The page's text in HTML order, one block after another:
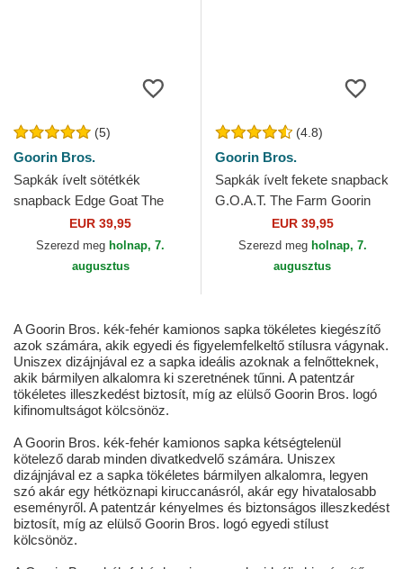
(5)
Goorin Bros.
Sapkák ívelt sötétkék
snapback Edge Goat The
Farm Goorin Bros.
EUR 39,95
Szerezd meg holnap, 7.
augusztus
(4.8)
Goorin Bros.
Sapkák ívelt fekete snapback
G.O.A.T. The Farm Goorin
EUR 39,95
Szerezd meg holnap, 7.
augusztus
A Goorin Bros. kék-fehér kamionos sapka tökéletes kiegészítő
azok számára, akik egyedi és figyelemfelkeltő stílusra vágynak.
Uniszex dizájnjával ez a sapka ideális azoknak a felnőtteknek,
akik bármilyen alkalomra ki szeretnének tűnni. A patentzár
tökéletes illeszkedést biztosít, míg az elülső Goorin Bros. logó
kifinomultságot kölcsönöz.
A Goorin Bros. kék-fehér kamionos sapka kétségtelenül
kötelező darab minden divatkedvelő számára. Uniszex
dizájnjával ez a sapka tökéletes bármilyen alkalomra, legyen
szó akár egy hétköznapi kiruccanásról, akár egy hivatalosabb
eseményről. A patentzár kényelmes és biztonságos illeszkedést
biztosít, míg az elülső Goorin Bros. logó egyedi stílust
kölcsönöz.